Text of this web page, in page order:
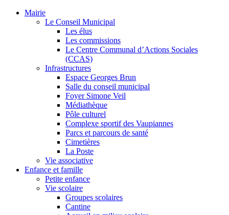
Mairie
Le Conseil Municipal
Les élus
Les commissions
Le Centre Communal d’Actions Sociales
(CCAS)
Infrastructures
Espace Georges Brun
Salle du conseil municipal
Foyer Simone Veil
Médiathèque
Pôle culturel
Complexe sportif des Vaupiannes
Parcs et parcours de santé
Cimetières
La Poste
Vie associative
Enfance et famille
Petite enfance
Vie scolaire
Groupes scolaires
Cantine